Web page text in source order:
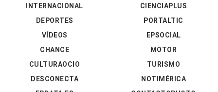
INTERNACIONAL
DEPORTES
VÍDEOS
CIENCIAPLUS
PORTALTIC
EPSOCIAL
CHANCE
CULTURAOCIO
DESCONECTA
MOTOR
TURISMO
NOTIMÉRICA